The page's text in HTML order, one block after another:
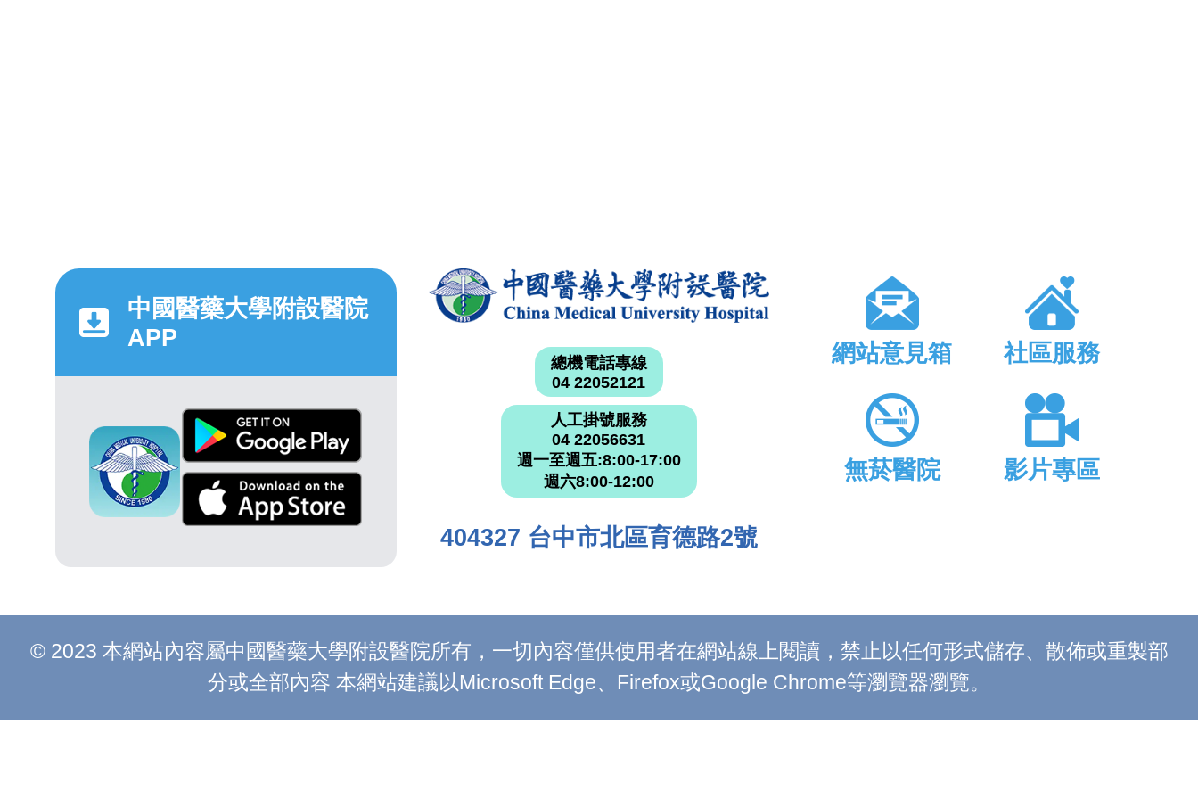
中國醫藥大學附設醫院
APP
總機電話專線
04 22052121
人工掛號服務
04 22056631
週一至週五:8:00-17:00
週六8:00-12:00
404327 台中市北區育德路2號
網站意見箱 社區服務
無菸醫院 影片專區
© 2023 本網站內容屬中國醫藥大學附設醫院所有，一切內容僅供使用者在網站線上閱讀，禁止以任何形式儲存、散佈或重製部
分或全部內容 本網站建議以Microsoft Edge、Firefox或Google Chrome等瀏覽器瀏覽。